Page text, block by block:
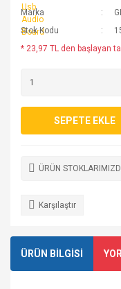
Marka
Stok Kodu
* 23,97 TL den başlayan
SEPETE EKLE
ÜRÜN
Karşılaştır
ÜRÜN BİLGİSİ